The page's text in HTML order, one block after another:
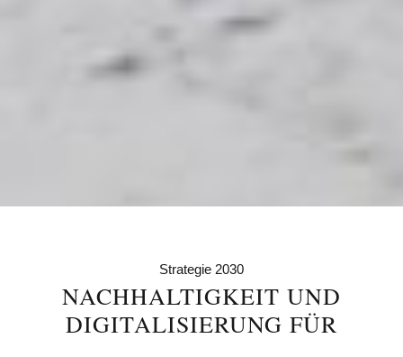
Strategie 2030
NACHHALTIGKEIT UND
DIGITALISIERUNG FÜR